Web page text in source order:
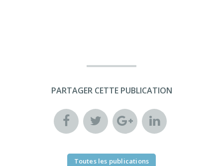
PARTAGER CETTE PUBLICATION
Toutes les publications